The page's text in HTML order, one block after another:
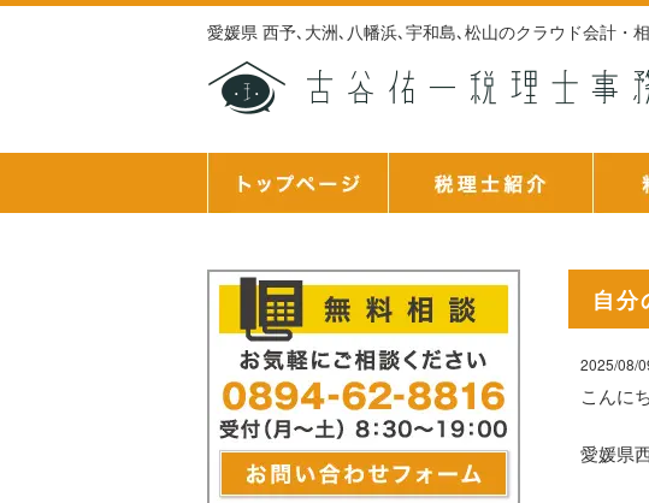
愛媛県 西予､大洲､八幡浜､宇和島､松山のクラウド会計・
自分
2025/08/
こんに
愛媛県